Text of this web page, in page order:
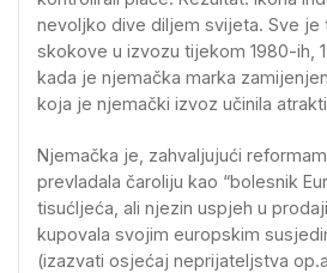
nevoljko dive diljem svijeta. Sve je
skokove u izvozu tijekom 1980-ih,
kada je njemačka marka
koja je njemački izvoz učinila
Njemačka je, zahvaljujući
prevladala čaroliju kao “bolesnik
tisućljeća, ali njezin uspjeh u
kupovala svojim europskim
(izazvati osjećaj neprijateljstva